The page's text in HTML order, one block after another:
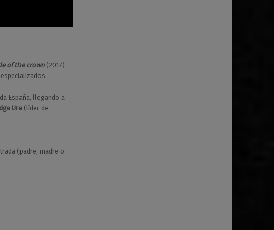
of the crown(2017)
España, llegando a
Ure(líder de
(padre, madre o